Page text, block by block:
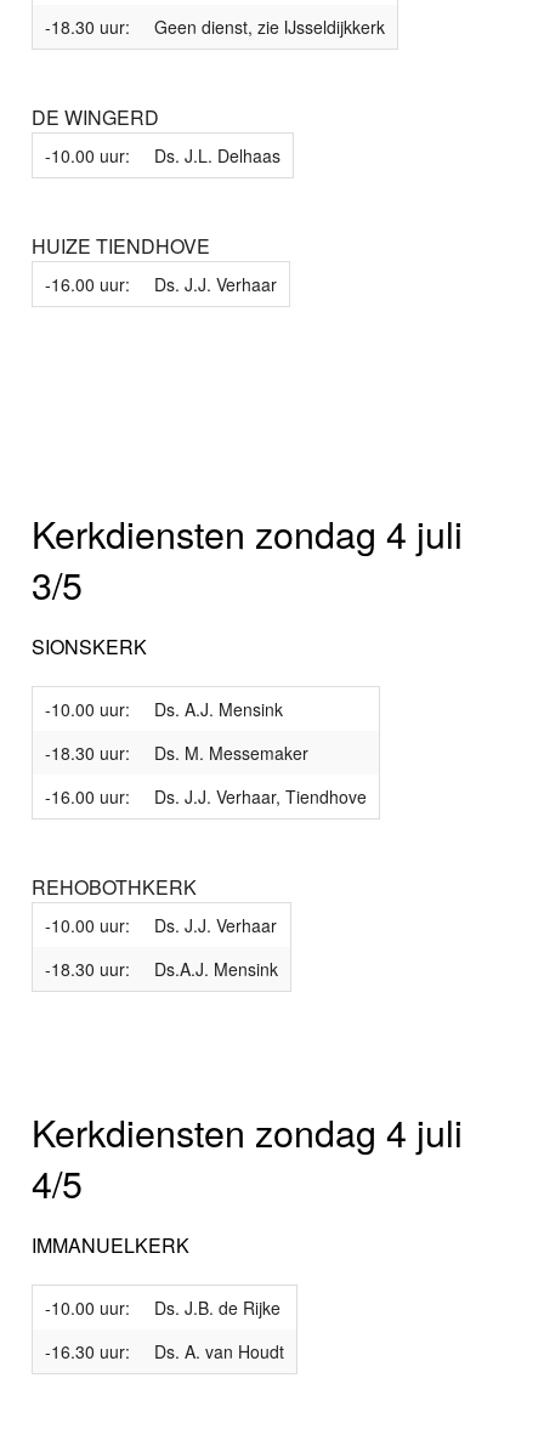
-18.30 uur:
Geen dienst, zie IJsseldijkkerk
DE WINGERD
-10.00 uur: Ds. J.L. Delhaas
HUIZE TIENDHOVE
-16.00 uur: Ds. J.J. Verhaar
Kerkdiensten zondag 4 juli
3/5
SIONSKERK
-10.00 uur:
Ds. A.J. Mensink
-18.30 uur:
Ds. M. Messemaker
-16.00 uur:
Ds. J.J. Verhaar, Tiendhove
REHOBOTHKERK
-10.00 uur:
Ds. J.J. Verhaar
-18.30 uur:
Ds.A.J. Mensink
Kerkdiensten zondag 4 juli
4/5
IMMANUELKERK
-10.00 uur:
Ds. J.B. de Rijke
-16.30 uur:
Ds. A. van Houdt